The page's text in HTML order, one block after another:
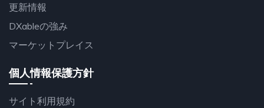
更新情報
DXableの強み
マーケットプレイス
個人情報保護方針
サイト利用規約